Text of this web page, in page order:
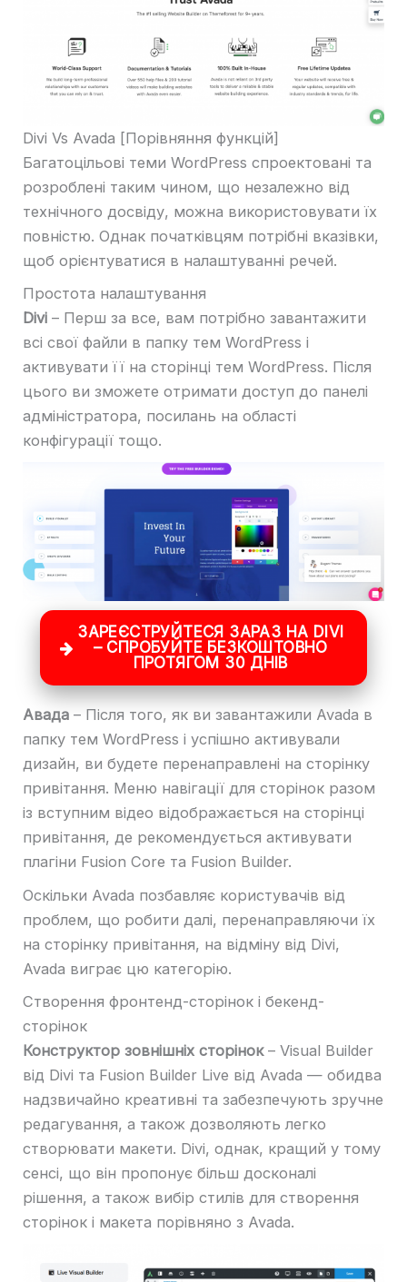
Divi Vs Avada [Порівняння функцій]
Багатоцільові теми WordPress спроектовані та
розроблені таким чином, що незалежно від
технічного досвіду, можна використовувати їх
повністю. Однак початківцям потрібні вказівки,
щоб орієнтуватися в налаштуванні речей.
Простота налаштування
Divi – Перш за все, вам потрібно завантажити
всі свої файли в папку тем WordPress і
активувати її на сторінці тем WordPress. Після
цього ви зможете отримати доступ до панелі
адміністратора, посилань на області
конфігурації тощо.
ЗАРЕЄСТРУЙТЕСЯ ЗАРАЗ НА DIVI
– СПРОБУЙТЕ БЕЗКОШТОВНО
ПРОТЯГОМ 30 ДНІВ
Авада – Після того, як ви завантажили Avada в
папку тем WordPress і успішно активували
дизайн, ви будете перенаправлені на сторінку
привітання. Меню навігації для сторінок разом
із вступним відео відображається на сторінці
привітання, де рекомендується активувати
плагіни Fusion Core та Fusion Builder.
Оскільки Avada позбавляє користувачів від
проблем, що робити далі, перенаправляючи їх
на сторінку привітання, на відміну від Divi,
Avada виграє цю категорію.
Створення фронтенд-сторінок і бекенд-
сторінок
Конструктор зовнішніх сторінок– Visual Builder
від Divi та Fusion Builder Live від Avada — обидва
надзвичайно креативні та забезпечують зручне
редагування, а також дозволяють легко
створювати макети. Divi, однак, кращий у тому
сенсі, що він пропонує більш досконалі
рішення, а також вибір стилів для створення
сторінок і макета порівняно з Avada.